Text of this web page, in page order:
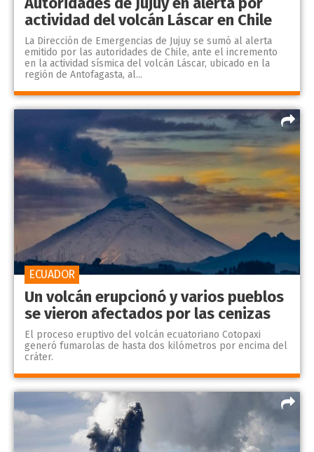
actividad del volcán Láscar en Chile
La Dirección de Emergencias de Jujuy se sumó al alerta
emitido por las autoridades de Chile, ante el incremento
en la actividad sísmica del volcán Láscar, ubicado en la
región de Antofagasta, al...
Un volcán erupcionó y varios pueblos
se vieron afectados por las cenizas
El proceso eruptivo del volcán ecuatoriano Cotopaxi
generó fumarolas de hasta dos kilómetros por encima del
cráter.
ECUADOR